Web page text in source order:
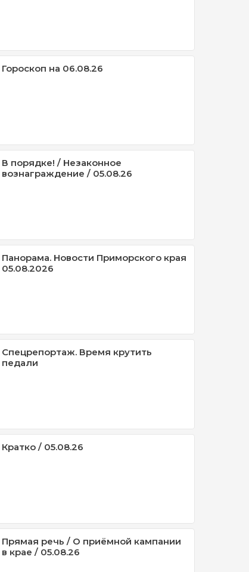
Гороскоп на 06.08.26
В порядке! / Незаконное
вознаграждение / 05.08.26
Панорама. Новости Приморского края
05.08.2026
Спецрепортаж. Время крутить
педали
Кратко / 05.08.26
Прямая речь / О приёмной кампании
в крае / 05.08.26